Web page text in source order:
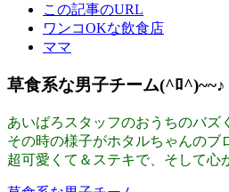
この記事のURL
ワンコOKな飲食店
ママ
草食系な男子チーム(^ﾛ^)~~♪
あいばろスタッフのおうちのバ
その時の様子がホタルちゃんのブ
超可愛くて＆ステキで、そして